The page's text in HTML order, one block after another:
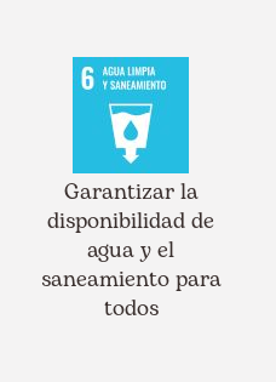
Garantizar la
disponibilidad de
agua y el
saneamiento para
todos